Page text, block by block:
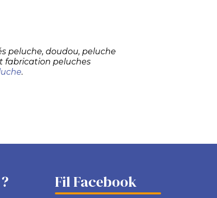
peluche, doudou, peluche
fabrication peluches
.
Fil Facebook